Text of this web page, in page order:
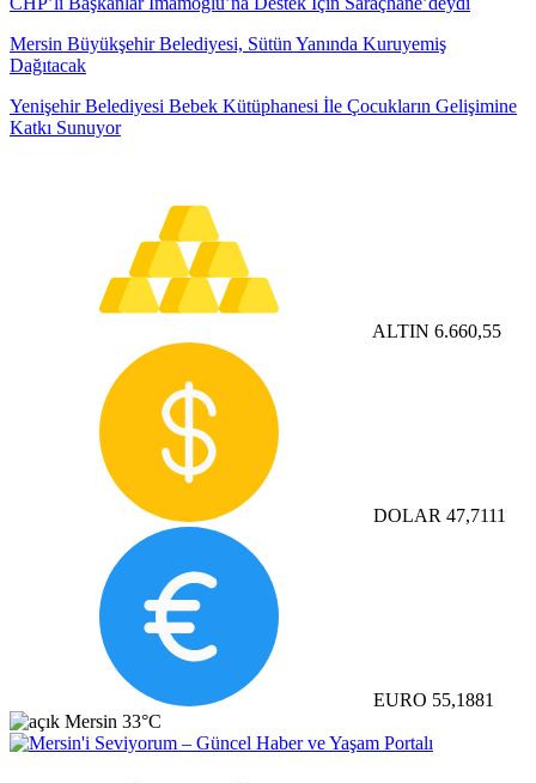
Mersin Büyükşehir Belediyesi, Sütün Yanında Kuruyemiş
Dağıtacak
Yenişehir Belediyesi Bebek Kütüphanesi İle Çocukların Gelişimine
Katkı Sunuyor
ALTIN 6.660,55
DOLAR 47,7111
EURO 55,1881
Mersin 33°C